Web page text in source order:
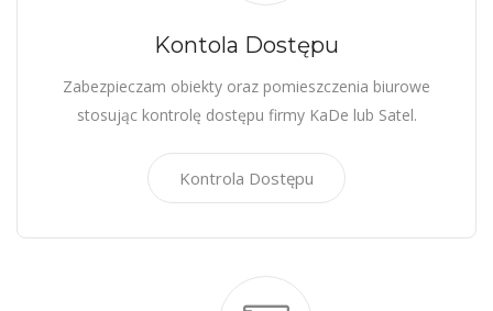
Kontola Dostępu
Zabezpieczam obiekty oraz pomieszczenia biurowe
stosując kontrolę dostępu firmy KaDe lub Satel.
Kontrola Dostępu